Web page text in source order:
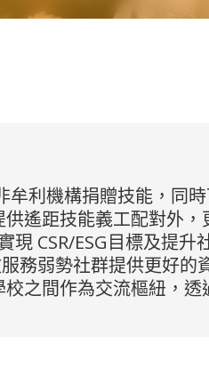
利機構捐贈技能，同
遙距技能義工配對外
CSR/ESG目標及提
務弱勢社群提供更好的
之間作為交流樞紐，